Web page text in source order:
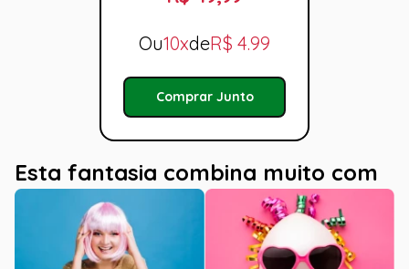
Ou10xdeR$ 4.99
Comprar Junto
Esta fantasia combina muito com